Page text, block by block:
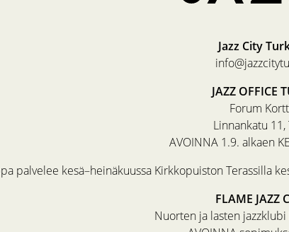
Jazz City
JAZZ OFFICE
Forum
Linnankatu 11,
AVOINNA 1.9. alkaen
palvelee kesä–heinäkuussa Kirkkopuiston Terassilla
FLAME JAZZ
Nuorten ja lasten